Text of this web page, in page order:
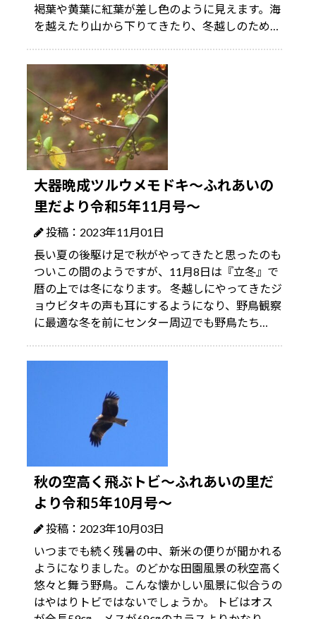
褐葉や黄葉に紅葉が差し色のように見えます。海
を越えたり山から下りてきたり、冬越しのため…
大器晩成ツルウメモドキ～ふれあいの
里だより令和5年11月号～
投稿：2023年11月01日
長い夏の後駆け足で秋がやってきたと思ったのも
ついこの間のようですが、11月8日は『立冬』で
暦の上では冬になります。 冬越しにやってきたジ
ョウビタキの声も耳にするようになり、野鳥観察
に最適な冬を前にセンター周辺でも野鳥たち…
秋の空高く飛ぶトビ～ふれあいの里だ
より令和5年10月号～
投稿：2023年10月03日
いつまでも続く残暑の中、新米の便りが聞かれる
ようになりました。のどかな田園風景の秋空高く
悠々と舞う野鳥。こんな懐かしい風景に似合うの
はやはりトビではないでしょうか。 トビはオス